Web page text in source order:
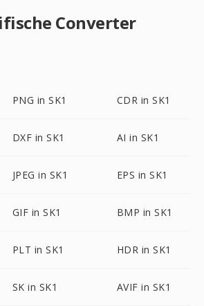
Converter
PNG in SK1 CDR in SK1
DXF in SK1 AI in SK1
JPEG in SK1 EPS in SK1
GIF in SK1 BMP in SK1
PLT in SK1 HDR in SK1
SK in SK1 AVIF in SK1